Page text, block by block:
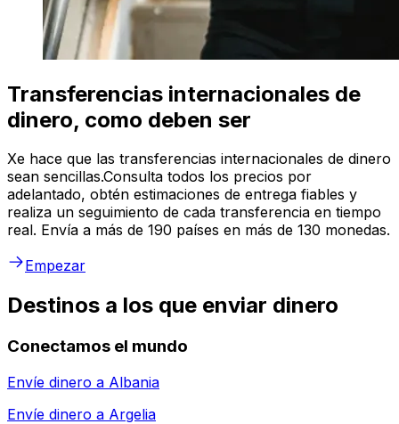
Transferencias internacionales de
dinero, como deben ser
Xe hace que las transferencias internacionales de dinero
sean sencillas.Consulta todos los precios por
adelantado, obtén estimaciones de entrega fiables y
realiza un seguimiento de cada transferencia en tiempo
real. Envía a más de 190 países en más de 130 monedas.
Empezar
Destinos a los que enviar dinero
Conectamos el mundo
Envíe dinero a Albania
Envíe dinero a Argelia